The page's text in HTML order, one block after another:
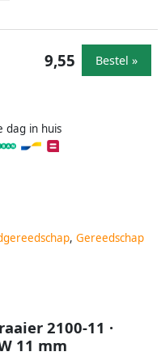
dag in huis
9,55 Bestel »
, Gereedschap
2100-11 ·
11 mm